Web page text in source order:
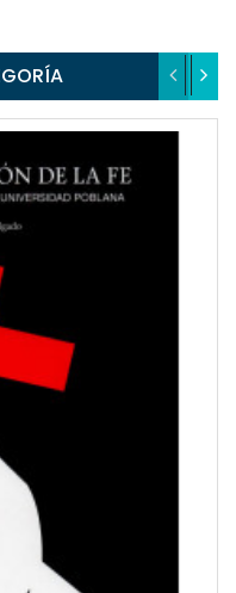
QUICKVIEW